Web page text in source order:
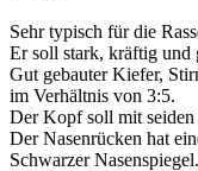
Sehr typisch für die
Er soll stark, kräftig und
Gut gebauter Kiefer,
im Verhältnis von 3:5.
Der Kopf soll mit seiden
Der Nasenrücken hat
Schwarzer Nasenspiegel.